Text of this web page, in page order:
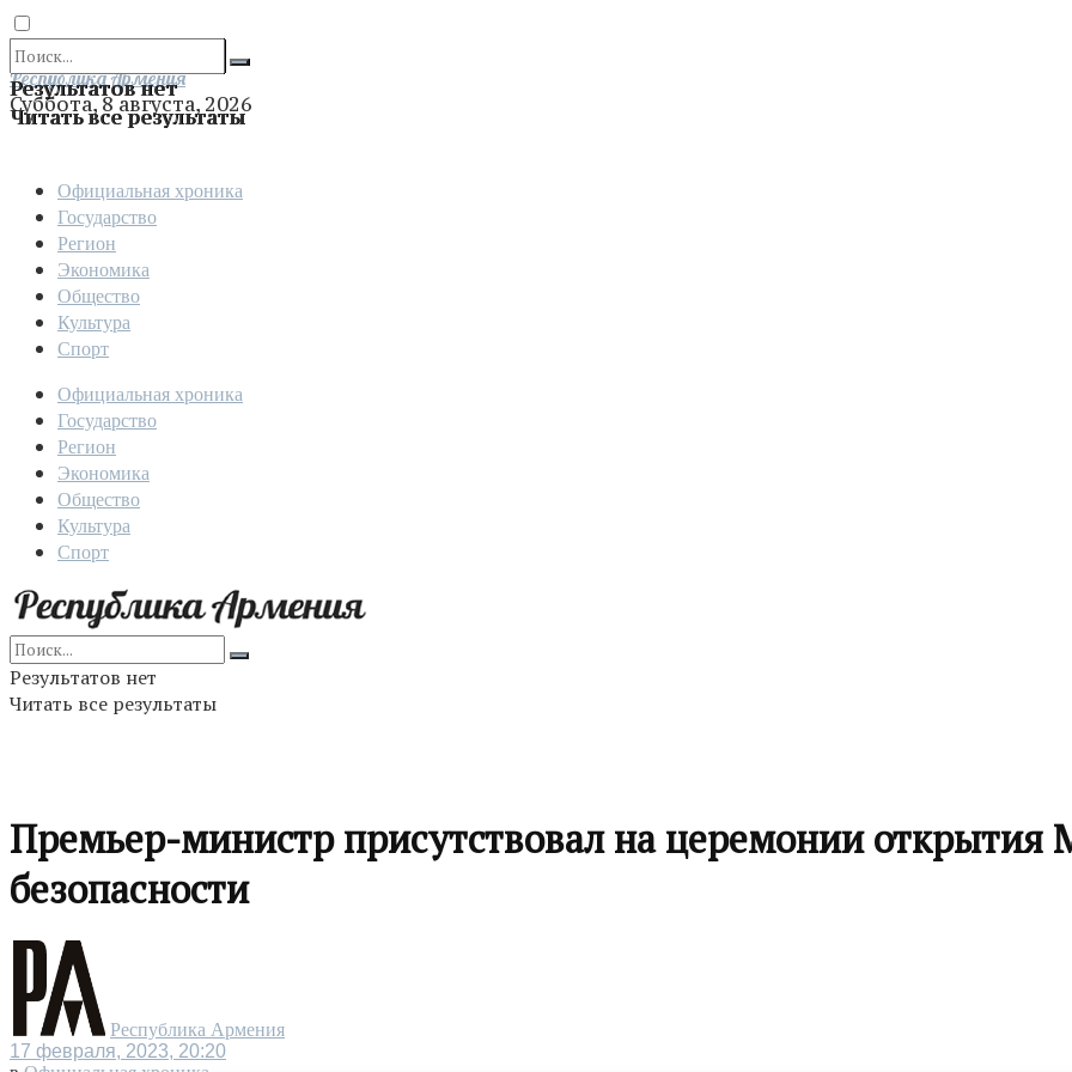
Результатов нет
Читать все результаты
Отправить
Республика Армения
Суббота, 8 августа, 2026
Официальная хроника
Государство
Регион
Экономика
Общество
Культура
Спорт
Официальная хроника
Государство
Регион
Экономика
Общество
Культура
Спорт
Результатов нет
Читать все результаты
Премьер-министр присутствовал на церемонии
безопасности
Республика Армения
17 февраля, 2023, 20:20